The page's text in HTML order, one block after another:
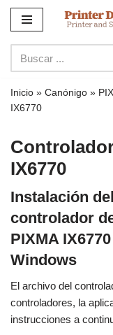
contenido
Inicio » Canónigo »
IX6770
IX6770
Instalación del
controlador
PIXMA
Windows
El archivo del
controladores, la
instrucciones a